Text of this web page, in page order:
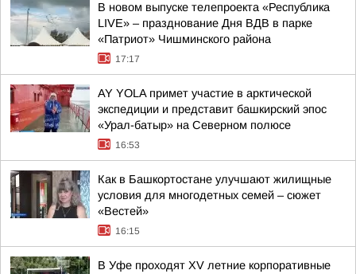
В новом выпуске телепроекта «Республика
LIVE» – празднование Дня ВДВ в парке
«Патриот» Чишминского района
17:17
AY YOLA примет участие в арктической
экспедиции и представит башкирский эпос
«Урал-батыр» на Северном полюсе
16:53
Как в Башкортостане улучшают жилищные
условия для многодетных семей – сюжет
«Вестей»
16:15
В Уфе проходят XV летние корпоративные